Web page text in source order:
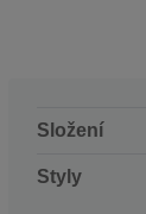
Složení
Styly